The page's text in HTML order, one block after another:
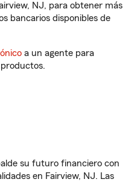
NJ, para obtener más
bancarios disponibles de
a un agente para
su futuro financiero con
en Fairview, NJ. Las